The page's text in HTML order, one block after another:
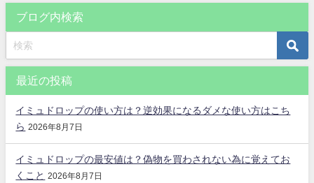
ブログ内検索
最近の投稿
イミュドロップの使い方は？逆効果になるダメな使い方はこち
ら 2026年8月7日
イミュドロップの最安値は？偽物を買わされない為に覚えてお
くこと
2026年8月7日